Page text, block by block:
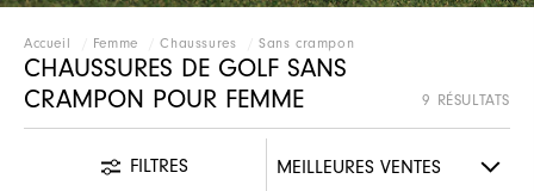
Accueil Femme Chaussures Sans crampon
CHAUSSURES DE GOLF SANS
CRAMPON POUR FEMME
9 RÉSULTATS
FILTRES